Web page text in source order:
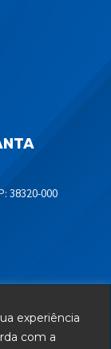
experiência
com a
38320-000